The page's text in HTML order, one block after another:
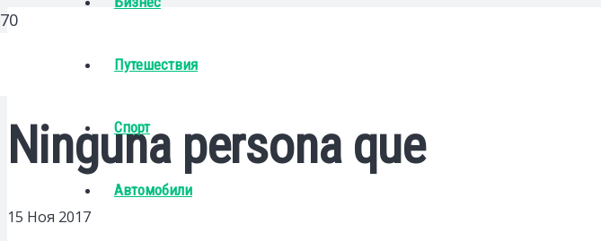
Путешествия
Спорт
Автомобили
Ninguna persona que
15 Ноя 2017